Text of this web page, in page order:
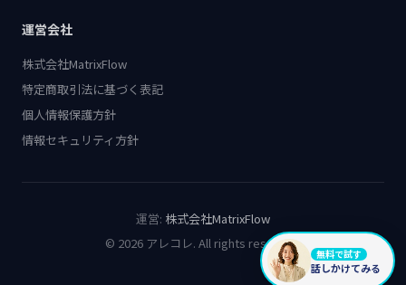
運営会社
株式会社MatrixFlow
特定商取引法に基づく表記
個人情報保護方針
情報セキュリティ方針
運営: 株式会社MatrixFlow
© 2026 アレコレ. All rights reserved.
無料で試す
話しかけてみる